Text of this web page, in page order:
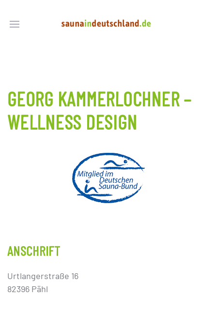
GEORG KAMMERLOCHNER –
WELLNESS DESIGN
ANSCHRIFT
Urtlangerstraße 16
82396 Pähl